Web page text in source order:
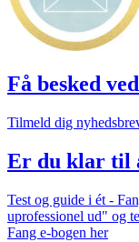
Få besked
Tilmeld dig
Er du klar til
Test og guide i ét -
uprofessionel ud" og
Fang e-bogen her